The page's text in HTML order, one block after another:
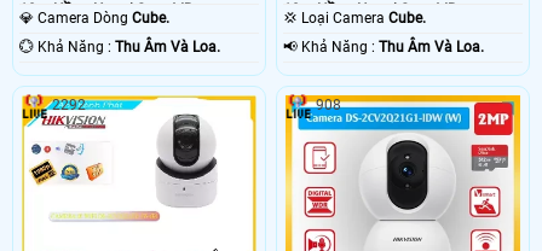
10m Hồng Ngoại Smart IR.
💎 Camera Dòng Cube.
️💮 Khả Năng : Thu Âm Và Loa.
10m Hồng Ngoại Smart IR.
💢 Loại CameraCube.
️📢 Khả Năng :Thu Âm Và Loa.
2292 908